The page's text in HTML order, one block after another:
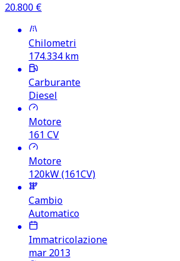
20.800 €
Chilometri
174.334 km
Carburante
Diesel
Motore
161 CV
Motore
120kW (161CV)
Cambio
Automatico
Immatricolazione
mar 2013